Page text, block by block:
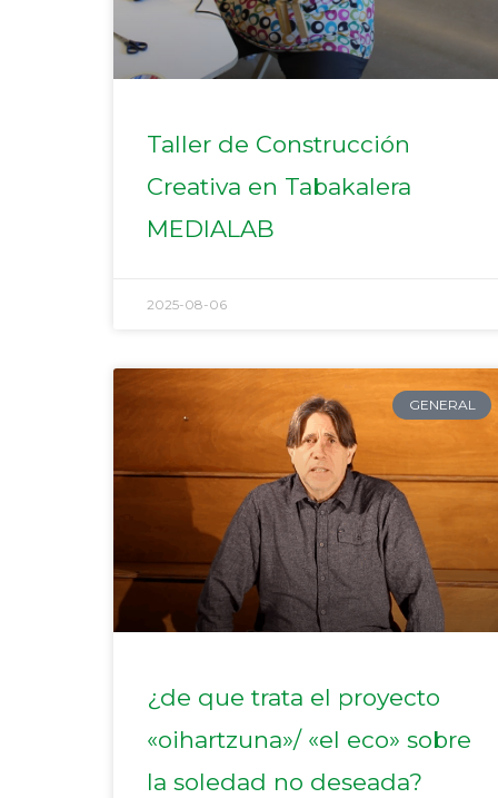
Taller de Construcción
Creativa en Tabakalera
MEDIALAB
2025-08-06
GENERAL
¿de que trata el proyecto
«oihartzuna»/ «el eco» sobre
la soledad no deseada?